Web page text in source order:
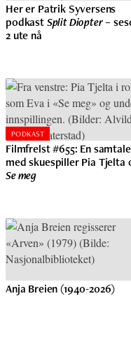
Her er Patrik Syversens
podkastSplit Diopter–
2 ute nå
PODKAST
Filmfrelst #655: En samtale
med skuespiller Pia Tjelta
Se meg
Anja Breien (1940-2026)